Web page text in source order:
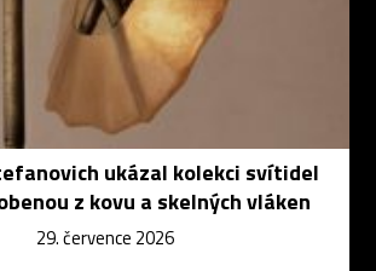
ukázal kolekci svítidel
z kovu a skelných vláken
29. července 2026